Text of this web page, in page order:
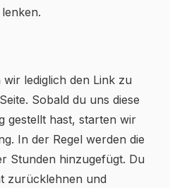
lediglich den Link zu
Sobald du uns diese
gestellt hast, starten wir
In der Regel werden die
Stunden hinzugefügt. Du
zurücklehnen und